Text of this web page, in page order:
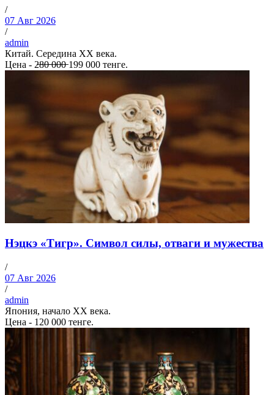
/
07 Авг 2026
/
admin
Китай. Середина ХХ века.
Цена - 2̶8̶0̶ ̶0̶0̶0̶ 199 000 тенге.
Нэцкэ «Тигр». Символ силы, отваги и мужества
/
07 Авг 2026
/
admin
Япония, начало XX века.
Цена - 120 000 тенге.